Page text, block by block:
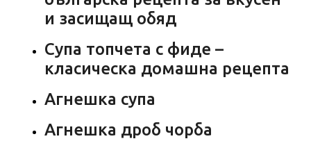
и засищащ обяд
Супа топчета с фиде –
класическа домашна рецепта
Агнешка супа
Агнешка дроб чорба